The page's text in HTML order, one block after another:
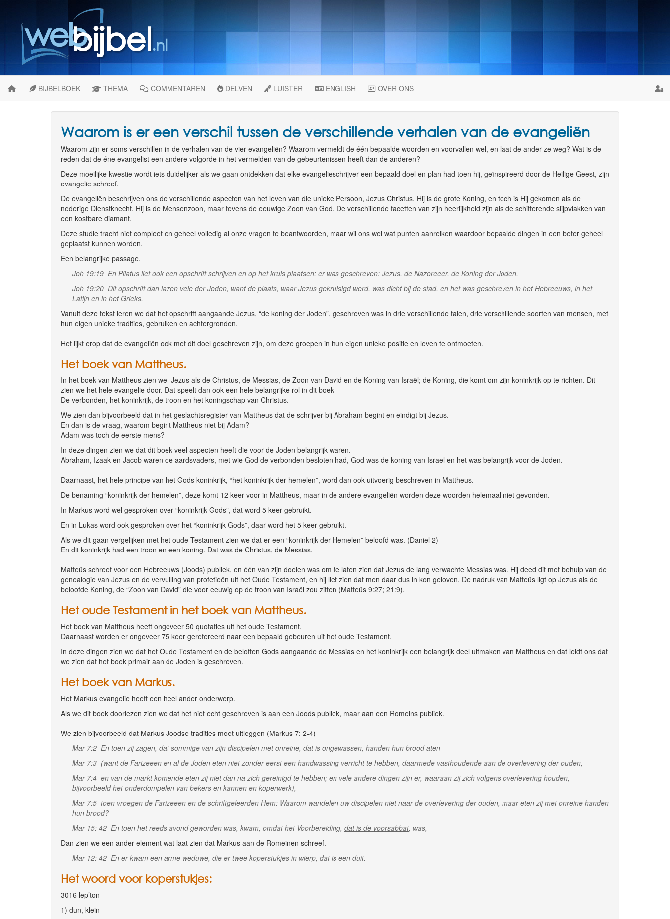
BIJBELBOEK THEMA COMMENTAREN DELVEN LUISTER ENGLISH OVER ONS
Waarom is er een verschil tussen de verschillende verhalen van de evangeliën
Waarom zijn er soms verschillen in de verhalen van de vier evangeliën? Waarom vermeldt de één bepaalde woorden en voorvallen wel, en laat de ander ze weg? Wat is de
reden dat de éne evangelist een andere volgorde in het vermelden van de gebeurtenissen heeft dan de anderen?
Deze moeilijke kwestie wordt iets duidelijker als we gaan ontdekken dat elke evangelieschrijver een bepaald doel en plan had toen hij, geïnspireerd door de Heilige Geest, zijn
evangelie schreef.
De evangeliën beschrijven ons de verschillende aspecten van het leven van die unieke Persoon, Jezus Christus. Hij is de grote Koning, en toch is Hij gekomen als de
nederige Dienstknecht. Hij is de Mensenzoon, maar tevens de eeuwige Zoon van God. De verschillende facetten van zijn heerlijkheid zijn als de schitterende slijpvlakken van
een kostbare diamant.
Deze studie tracht niet compleet en geheel volledig al onze vragen te beantwoorden, maar wil ons wel wat punten aanreiken waardoor bepaalde dingen in een beter geheel
geplaatst kunnen worden.
Een belangrijke passage.
Joh 19:19 En Pilatus liet ook een opschrift schrijven en op het kruis plaatsen; er was geschreven: Jezus, de Nazoreeer, de Koning der Joden.
Joh 19:20 Dit opschrift dan lazen vele der Joden, want de plaats, waar Jezus gekruisigd werd, was dicht bij de stad, en het was geschreven in het Hebreeuws, in het
Latijn en in het Grieks.
Vanuit deze tekst leren we dat het opschrift aangaande Jezus, “de koning der Joden”, geschreven was in drie verschillende talen, drie verschillende soorten van mensen, met
hun eigen unieke tradities, gebruiken en achtergronden.
Het lijkt erop dat de evangeliën ook met dit doel geschreven zijn, om deze groepen in hun eigen unieke positie en leven te ontmoeten.
Het boek van Mattheus.
In het boek van Mattheus zien we: Jezus als de Christus, de Messias, de Zoon van David en de Koning van Israël; de Koning, die komt om zijn koninkrijk op te richten. Dit
zien we het hele evangelie door. Dat speelt dan ook een hele belangrijke rol in dit boek.
De verbonden, het koninkrijk, de troon en het koningschap van Christus.
We zien dan bijvoorbeeld dat in het geslachtsregister van Mattheus dat de schrijver bij Abraham begint en eindigt bij Jezus.
En dan is de vraag, waarom begint Mattheus niet bij Adam?
Adam was toch de eerste mens?
In deze dingen zien we dat dit boek veel aspecten heeft die voor de Joden belangrijk waren.
Abraham, Izaak en Jacob waren de aardsvaders, met wie God de verbonden besloten had, God was de koning van Israel en het was belangrijk voor de Joden.
Daarnaast, het hele principe van het Gods koninkrijk, “het koninkrijk der hemelen”, word dan ook uitvoerig beschreven in Mattheus.
De benaming “koninkrijk der hemelen”, deze komt 12 keer voor in Mattheus, maar in de andere evangeliën worden deze woorden helemaal niet gevonden.
In Markus word wel gesproken over “koninkrijk Gods”, dat word 5 keer gebruikt.
En in Lukas word ook gesproken over het “koninkrijk Gods”, daar word het 5 keer gebruikt.
Als we dit gaan vergelijken met het oude Testament zien we dat er een “koninkrijk der Hemelen” beloofd was. (Daniel 2)
En dit koninkrijk had een troon en een koning. Dat was de Christus, de Messias.
Matteüs schreef voor een Hebreeuws (Joods) publiek, en één van zijn doelen was om te laten zien dat Jezus de lang verwachte Messias was. Hij deed dit met behulp van de
genealogie van Jezus en de vervulling van profetieën uit het Oude Testament, en hij liet zien dat men daar dus in kon geloven. De nadruk van Matteüs ligt op Jezus als de
beloofde Koning, de “Zoon van David” die voor eeuwig op de troon van Israël zou zitten (Matteüs 9:27; 21:9).
Het oude Testament in het boek van Mattheus.
Het boek van Mattheus heeft ongeveer 50 quotaties uit het oude Testament.
Daarnaast worden er ongeveer 75 keer gerefereerd naar een bepaald gebeuren uit het oude Testament.
In deze dingen zien we dat het Oude Testament en de beloften Gods aangaande de Messias en het koninkrijk een belangrijk deel uitmaken van Mattheus en dat leidt ons dat
we zien dat het boek primair aan de Joden is geschreven.
Het boek van Markus.
Het Markus evangelie heeft een heel ander onderwerp.
Als we dit boek doorlezen zien we dat het niet echt geschreven is aan een Joods publiek, maar aan een Romeins publiek.
We zien bijvoorbeeld dat Markus Joodse tradities moet uitleggen (Markus 7: 2-4)
Mar 7:2 En toen zij zagen, dat sommige van zijn discipelen met onreine, dat is ongewassen, handen hun brood aten
Mar 7:3 (want de Farizeeen en al de Joden eten niet zonder eerst een handwassing verricht te hebben, daarmede vasthoudende aan de overlevering der ouden,
Mar 7:4 en van de markt komende eten zij niet dan na zich gereinigd te hebben; en vele andere dingen zijn er, waaraan zij zich volgens overlevering houden,
bijvoorbeeld het onderdompelen van bekers en kannen en koperwerk),
Mar 7:5 toen vroegen de Farizeeen en de schriftgeleerden Hem: Waarom wandelen uw discipelen niet naar de overlevering der ouden, maar eten zij met onreine handen
hun brood?
Mar 15: 42 En toen het reeds avond geworden was, kwam, omdat het Voorbereiding, dat is de voorsabbat, was,
Dan zien we een ander element wat laat zien dat Markus aan de Romeinen schreef.
Mar 12: 42 En er kwam een arme weduwe, die er twee koperstukjes in wierp, dat is een duit.
Het woord voor koperstukjes:
3016 lep’ton
1) dun, klein